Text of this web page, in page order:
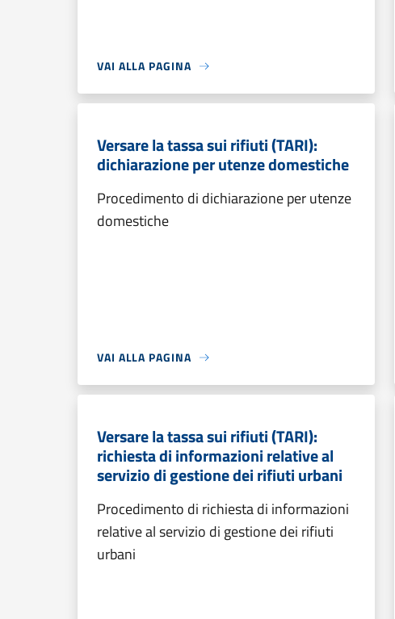
VAI ALLA PAGINA
Versare la tassa sui rifiuti (TARI):
dichiarazione per utenze domestiche
Procedimento di dichiarazione per utenze
domestiche
VAI ALLA PAGINA
Versare la tassa sui rifiuti (TARI):
richiesta di informazioni relative al
servizio di gestione dei rifiuti urbani
Procedimento di richiesta di informazioni
relative al servizio di gestione dei rifiuti
urbani